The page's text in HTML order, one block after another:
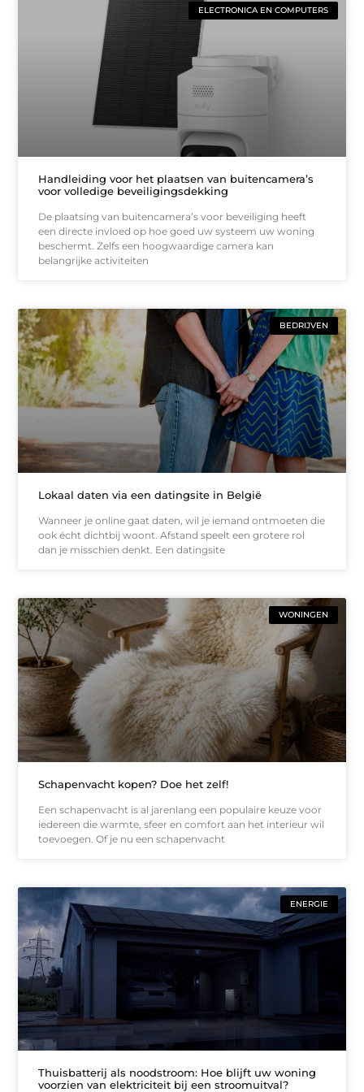
ELECTRONICA EN COMPUTERS
Handleiding voor het plaatsen van buitencamera’s
voor volledige beveiligingsdekking
De plaatsing van buitencamera’s voor beveiliging heeft
een directe invloed op hoe goed uw systeem uw woning
beschermt. Zelfs een hoogwaardige camera kan
belangrijke activiteiten
BEDRIJVEN
Lokaal daten via een datingsite in België
Wanneer je online gaat daten, wil je iemand ontmoeten die
ook écht dichtbij woont. Afstand speelt een grotere rol
dan je misschien denkt. Een datingsite
WONINGEN
Schapenvacht kopen? Doe het zelf!
Een schapenvacht is al jarenlang een populaire keuze voor
iedereen die warmte, sfeer en comfort aan het interieur wil
toevoegen. Of je nu een schapenvacht
ENERGIE
Thuisbatterij als noodstroom: Hoe blijft uw woning
voorzien van elektriciteit bij een stroomuitval?